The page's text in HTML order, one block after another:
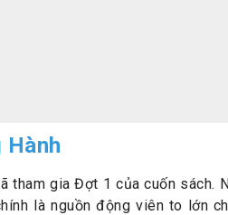
Hành
tham gia Đợt 1 của cuốn sách.
là nguồn động viên to lớn